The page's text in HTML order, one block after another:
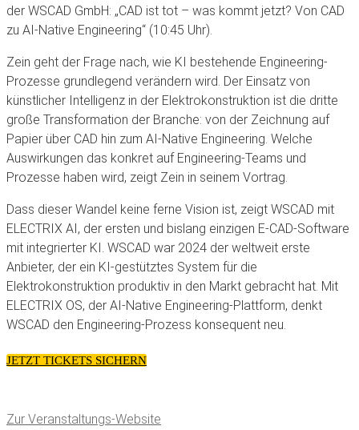
der WSCAD GmbH: „CAD ist tot – was kommt jetzt? Von CAD
zu AI-Native Engineering“ (10:45 Uhr).
Zein geht der Frage nach, wie KI bestehende Engineering-
Prozesse grundlegend verändern wird. Der Einsatz von
künstlicher Intelligenz in der Elektrokonstruktion ist die dritte
große Transformation der Branche: von der Zeichnung auf
Papier über CAD hin zum AI-Native Engineering. Welche
Auswirkungen das konkret auf Engineering-Teams und
Prozesse haben wird, zeigt Zein in seinem Vortrag.
Dass dieser Wandel keine ferne Vision ist, zeigt WSCAD mit
ELECTRIX AI, der ersten und bislang einzigen E-CAD-Software
mit integrierter KI. WSCAD war 2024 der weltweit erste
Anbieter, der ein KI-gestütztes System für die
Elektrokonstruktion produktiv in den Markt gebracht hat. Mit
ELECTRIX OS, der AI-Native Engineering-Plattform, denkt
WSCAD den Engineering-Prozess konsequent neu.
JETZT TICKETS SICHERN
Zur Veranstaltungs-Website